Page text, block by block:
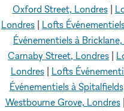
Oxford Street, Londres|
Londres
Lofts
Événementiels à
Carnaby Street, Londres
Londres| Lofts
Événementiels à
Westbourne Grove, Londres|